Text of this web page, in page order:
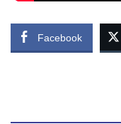
Facebook